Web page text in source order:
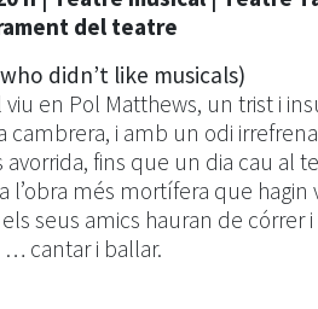
del teatre
didn’t like musicals)
en Pol Matthews, un trist i
cambrera, i amb un odi
avorrida, fins que un dia cau al
l’obra més mortífera que hagin
seus amics hauran de córrer
… cantar i ballar.